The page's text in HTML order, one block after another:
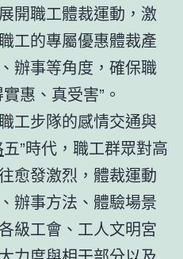
開職工體裁運動，激
工的專屬優惠體裁產
辦事等角度，確保職
惠、真受害”。
工步隊的感情交通與
五”時代，職工群眾對高
愈發激烈，體裁運動
辦事方法、體驗場景
級工會、工人文明宮